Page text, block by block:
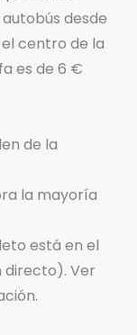
desde
centro de la
es de 6 €
de la
la mayoría
está en el
directo). Ver